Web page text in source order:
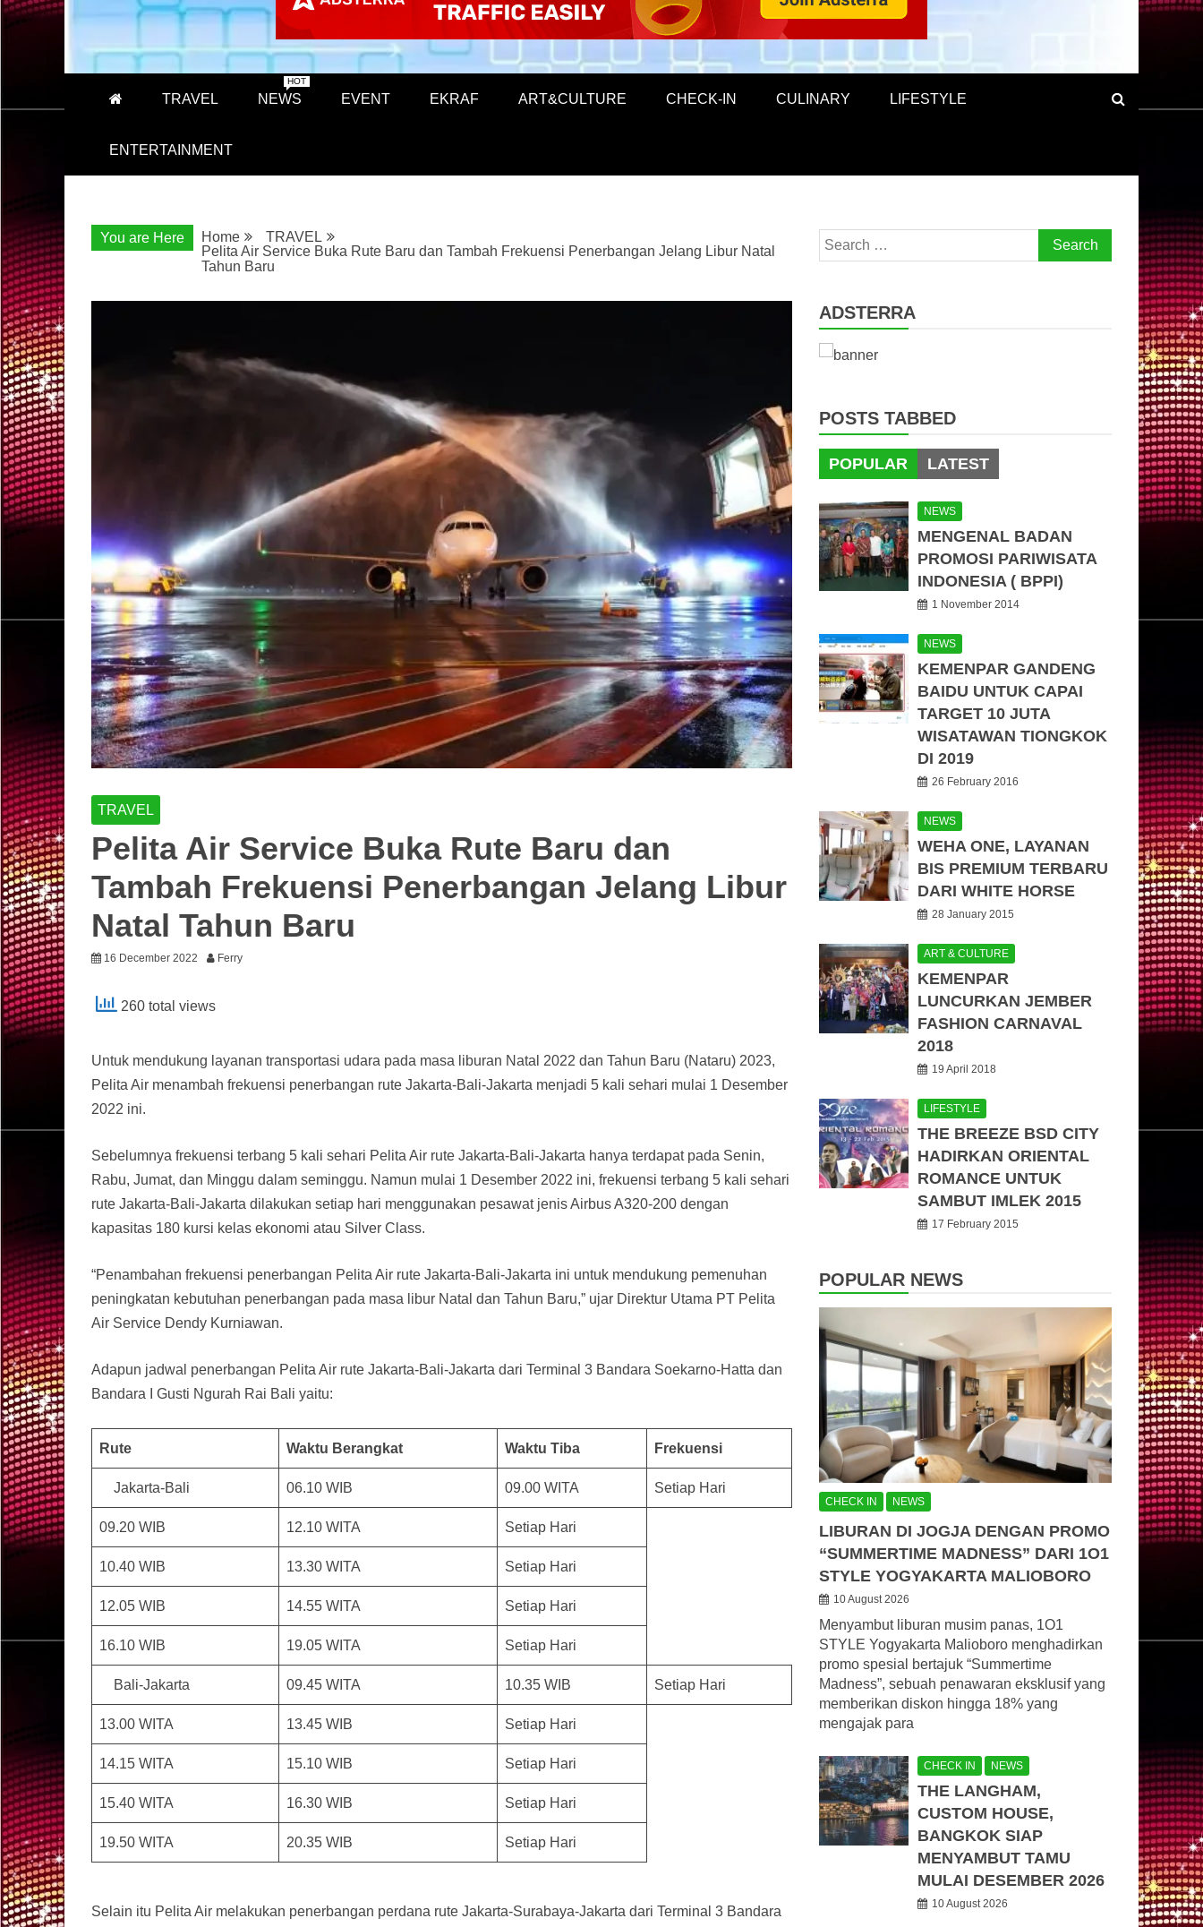
TRAVEL NEWS
HOT
EVENT EKRAF ART&CULTURE CHECK-IN CULINARY LIFESTYLE
ENTERTAINMENT
You are Here Home
TRAVEL
Pelita Air Service Buka Rute Baru dan Tambah Frekuensi Penerbangan Jelang Libur Natal
Tahun Baru
TRAVEL
Pelita Air Service Buka Rute Baru dan
Tambah Frekuensi Penerbangan Jelang Libur
Natal Tahun Baru
16 December 2022 Ferry
260 total views
Untuk mendukung layanan transportasi udara pada masa liburan Natal 2022 dan Tahun Baru (Nataru) 2023,
Pelita Air menambah frekuensi penerbangan rute Jakarta-Bali-Jakarta menjadi 5 kali sehari mulai 1 Desember
2022 ini.
Sebelumnya frekuensi terbang 5 kali sehari Pelita Air rute Jakarta-Bali-Jakarta hanya terdapat pada Senin,
Rabu, Jumat, dan Minggu dalam seminggu. Namun mulai 1 Desember 2022 ini, frekuensi terbang 5 kali sehari
rute Jakarta-Bali-Jakarta dilakukan setiap hari menggunakan pesawat jenis Airbus A320-200 dengan
kapasitas 180 kursi kelas ekonomi atau Silver Class.
“Penambahan frekuensi penerbangan Pelita Air rute Jakarta-Bali-Jakarta ini untuk mendukung pemenuhan
peningkatan kebutuhan penerbangan pada masa libur Natal dan Tahun Baru,” ujar Direktur Utama PT Pelita
Air Service Dendy Kurniawan.
Adapun jadwal penerbangan Pelita Air rute Jakarta-Bali-Jakarta dari Terminal 3 Bandara Soekarno-Hatta dan
Bandara I Gusti Ngurah Rai Bali yaitu:
Rute Waktu Berangkat Waktu Tiba Frekuensi
Jakarta-Bali 06.10 WIB 09.00 WITA Setiap Hari
09.20 WIB 12.10 WITA Setiap Hari
10.40 WIB 13.30 WITA Setiap Hari
12.05 WIB 14.55 WITA Setiap Hari
16.10 WIB 19.05 WITA Setiap Hari
Bali-Jakarta 09.45 WITA 10.35 WIB Setiap Hari
13.00 WITA 13.45 WIB Setiap Hari
14.15 WITA 15.10 WIB Setiap Hari
15.40 WITA 16.30 WIB Setiap Hari
19.50 WITA 20.35 WIB Setiap Hari
Selain itu Pelita Air melakukan penerbangan perdana rute Jakarta-Surabaya-Jakarta dari Terminal 3 Bandara
Search
for:
ADSTERRA
POSTS TABBED
POPULAR LATEST
NEWS
MENGENAL BADAN
PROMOSI PARIWISATA
INDONESIA ( BPPI)
1 November 2014
NEWS
KEMENPAR GANDENG
BAIDU UNTUK CAPAI
TARGET 10 JUTA
WISATAWAN TIONGKOK
DI 2019
26 February 2016
NEWS
WEHA ONE, LAYANAN
BIS PREMIUM TERBARU
DARI WHITE HORSE
28 January 2015
ART & CULTURE
KEMENPAR
LUNCURKAN JEMBER
FASHION CARNAVAL
2018
19 April 2018
LIFESTYLE
THE BREEZE BSD CITY
HADIRKAN ORIENTAL
ROMANCE UNTUK
SAMBUT IMLEK 2015
17 February 2015
POPULAR NEWS
CHECK IN NEWS
LIBURAN DI JOGJA DENGAN PROMO
“SUMMERTIME MADNESS” DARI 1O1
STYLE YOGYAKARTA MALIOBORO
10 August 2026
Menyambut liburan musim panas, 1O1
STYLE Yogyakarta Malioboro menghadirkan
promo spesial bertajuk “Summertime
Madness”, sebuah penawaran eksklusif yang
memberikan diskon hingga 18% yang
mengajak para
CHECK IN NEWS
THE LANGHAM,
CUSTOM HOUSE,
BANGKOK SIAP
MENYAMBUT TAMU
MULAI DESEMBER 2026
10 August 2026